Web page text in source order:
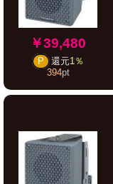
￥39,480
P 還元1％
394pt